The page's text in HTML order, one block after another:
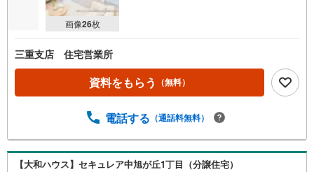
画像26枚
三重支店 住宅営業所
資料をもらう （無料）
電話する （通話料無料）
【大和ハウス】セキュレア中旭が丘1丁目（分譲住宅）